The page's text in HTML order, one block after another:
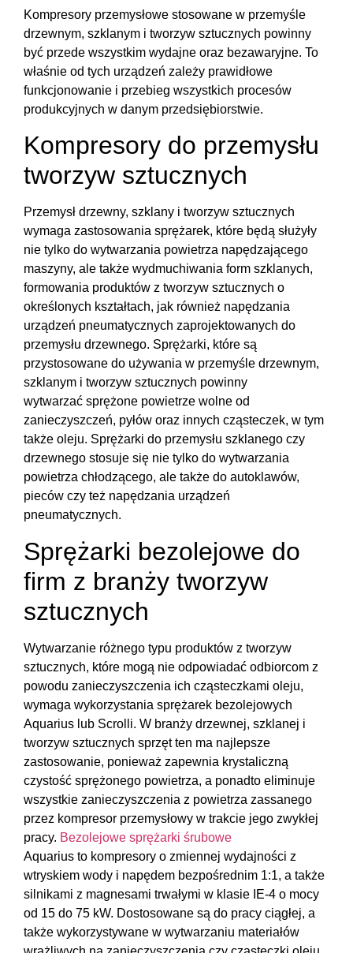
Kompresory przemysłowe stosowane w przemyśle
drzewnym, szklanym i tworzyw sztucznych powinny
być przede wszystkim wydajne oraz bezawaryjne. To
właśnie od tych urządzeń zależy prawidłowe
funkcjonowanie i przebieg wszystkich procesów
produkcyjnych w danym przedsiębiorstwie.
Kompresory do przemysłu
tworzyw sztucznych
Przemysł drzewny, szklany i tworzyw sztucznych
wymaga zastosowania sprężarek, które będą służyły
nie tylko do wytwarzania powietrza napędzającego
maszyny, ale także wydmuchiwania form szklanych,
formowania produktów z tworzyw sztucznych o
określonych kształtach, jak również napędzania
urządzeń pneumatycznych zaprojektowanych do
przemysłu drzewnego. Sprężarki, które są
przystosowane do używania w przemyśle drzewnym,
szklanym i tworzyw sztucznych powinny
wytwarzać sprężone powietrze wolne od
zanieczyszczeń, pyłów oraz innych cząsteczek, w tym
także oleju. Sprężarki do przemysłu szklanego czy
drzewnego stosuje się nie tylko do wytwarzania
powietrza chłodzącego, ale także do autoklawów,
pieców czy też napędzania urządzeń
pneumatycznych.
Sprężarki bezolejowe do
firm z branży tworzyw
sztucznych
Wytwarzanie różnego typu produktów z tworzyw
sztucznych, które mogą nie odpowiadać odbiorcom z
powodu zanieczyszczenia ich cząsteczkami oleju,
wymaga wykorzystania sprężarek bezolejowych
Aquarius lub Scrolli. W branży drzewnej, szklanej i
tworzyw sztucznych sprzęt ten ma najlepsze
zastosowanie, ponieważ zapewnia krystaliczną
czystość sprężonego powietrza, a ponadto eliminuje
wszystkie zanieczyszczenia z powietrza zassanego
przez kompresor przemysłowy w trakcie jego zwykłej
pracy. Bezolejowe sprężarki śrubowe
Aquarius to kompresory o zmiennej wydajności z
wtryskiem wody i napędem bezpośrednim 1:1, a także
silnikami z magnesami trwałymi w klasie IE-4 o mocy
od 15 do 75 kW. Dostosowane są do pracy ciągłej, a
także wykorzystywane w wytwarzaniu materiałów